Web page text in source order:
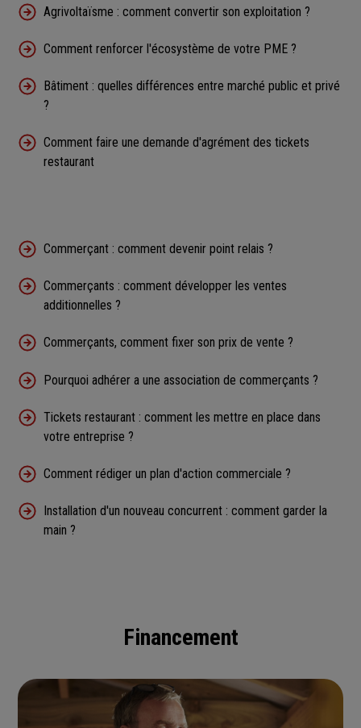
Agrivoltaïsme : comment convertir son exploitation ?
Comment renforcer l'écosystème de votre PME ?
Bâtiment : quelles différences entre marché public et privé
?
Comment faire une demande d'agrément des tickets
restaurant
Commerçant : comment devenir point relais ?
Commerçants : comment développer les ventes
additionnelles ?
Commerçants, comment fixer son prix de vente ?
Pourquoi adhérer a une association de commerçants ?
Tickets restaurant : comment les mettre en place dans
votre entreprise ?
Comment rédiger un plan d'action commerciale ?
Installation d'un nouveau concurrent : comment garder la
main ?
Financement